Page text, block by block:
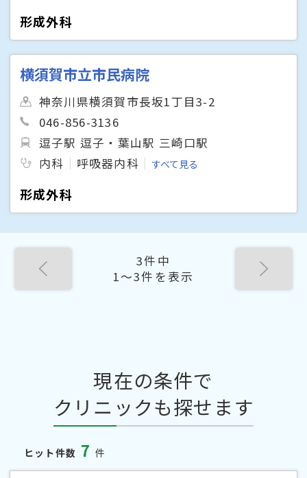
形成外科
横須賀市立市民病院
神奈川県横須賀市長坂1丁目3-2
046-856-3136
逗子駅 逗子・葉山駅 三崎口駅
内科
呼吸器内科 すべて見る
形成外科
3件中
1〜3件を表示
現在の条件で
クリニックも探せます
ヒット件数 7 件